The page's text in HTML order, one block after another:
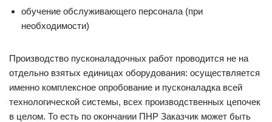
обучение обслуживающего персонала (при
необходимости)
Производство пусконаладочных работ проводится не на
отдельно взятых единицах оборудования: осуществляется
именно комплексное опробование и пусконаладка всей
технологической системы, всех производственных цепочек
в целом. То есть по окончании ПНР Заказчик может быть